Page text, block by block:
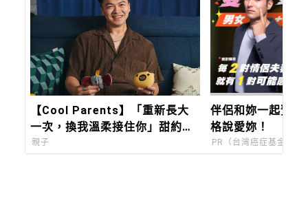
【Cool Parents】「重新長大
一次，換我溫柔接住你」甜約翰
Sweet john主唱浚瑋：Pixsee
親子
伴侶和妳一起預防
格說愛妳！
PR（台灣癌症基金會）